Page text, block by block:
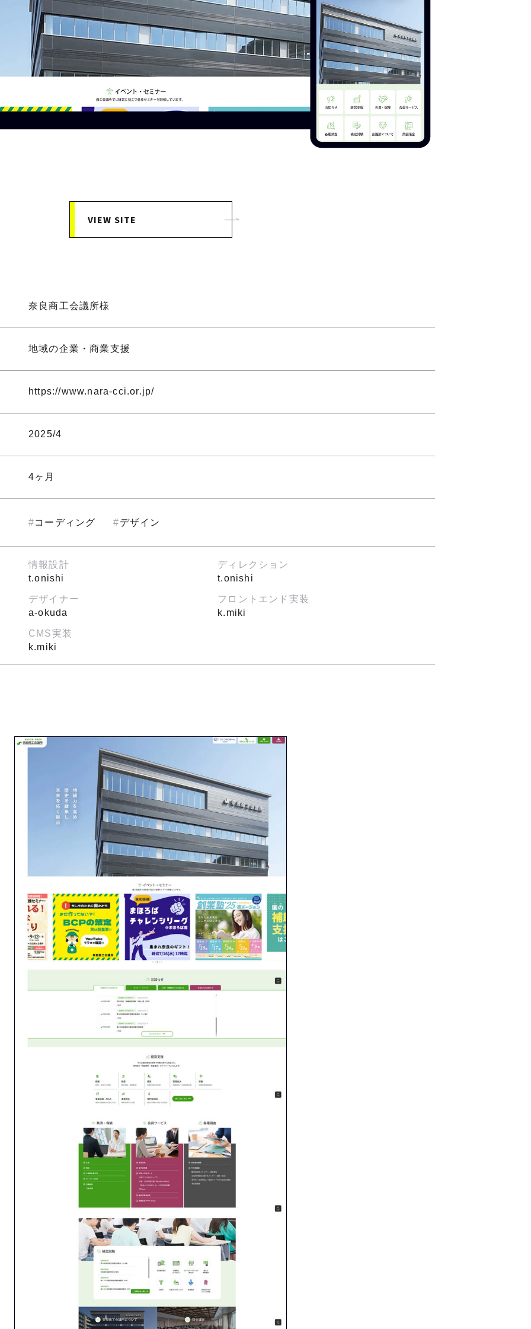
VIEW SITE
奈良商工会議所様
地域の企業・商業支援
https://www.nara-cci.or.jp/
2025/4
4ヶ月
コーディング デザイン
情報設計
t.onishi
ディレクション
t.onishi
デザイナー
a-okuda
フロントエンド実装
k.miki
CMS実装
k.miki